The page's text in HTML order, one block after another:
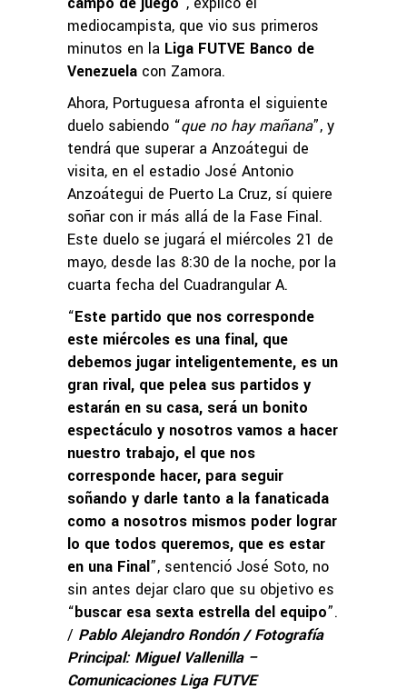
mediocampista, que vio sus primeros
minutos en la Liga FUTVE Banco de
Venezuela con Zamora.
Ahora, Portuguesa afronta el siguiente
duelo sabiendo “que no hay mañana”, y
tendrá que superar a Anzoátegui de
visita, en el estadio José Antonio
Anzoátegui de Puerto La Cruz, sí quiere
soñar con ir más allá de la Fase Final.
Este duelo se jugará el miércoles 21 de
mayo, desde las 8:30 de la noche, por la
cuarta fecha del Cuadrangular A.
“Este partido que nos corresponde
este miércoles es una final, que
debemos jugar inteligentemente, es un
gran rival, que pelea sus partidos y
estarán en su casa, será un bonito
espectáculo y nosotros vamos a hacer
nuestro trabajo, el que nos
corresponde hacer, para seguir
soñando y darle tanto a la fanaticada
como a nosotros mismos poder lograr
lo que todos queremos, que es estar
en una Final”, sentenció José Soto, no
sin antes dejar claro que su objetivo es
“buscar esa sexta estrella del equipo”.
/ Pablo Alejandro Rondón / Fotografía
Principal: Miguel Vallenilla –
Comunicaciones Liga FUTVE